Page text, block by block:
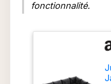
fonctionnalité.